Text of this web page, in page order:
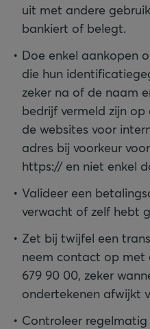
uit met andere
bankiert of belegt.
Doe enkel aankopen
die hun
zeker na of de naam
bedrijf vermeld zijn
de websites voor
adres bij voorkeur
https:// en niet enkel
Valideer een
verwacht of zelf hebt
Zet bij twijfel een
neem contact op met
679 90 00, zeker
ondertekenen afwijkt
Controleer